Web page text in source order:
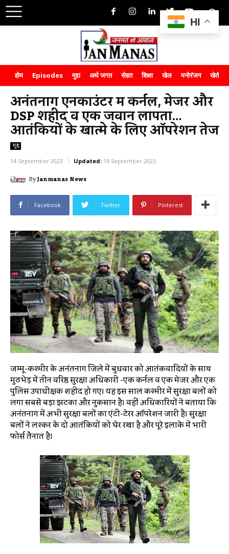
होम Episodes मुद्दा अर्थ जगत सेहत शिक्षा खेल मनोरंजन खेती-
अनंतनाग एनकाउंटर में कर्नल, मेजर और
DSP शहीद व एक जवान लापता…
आतंकियों के खात्मे के लिए ऑपरेशन तेज
मुद्दा
14 September 2023 Updated: 14 September 2023
ByJanmanas News
Facebook Twitter Pinterest
जम्मू-कश्मीर के अनंतनाग जिले में बुधवार को आतंकवादियों के साथ
मुठभेड़ में तीन वरिष्ठ सुरक्षा अधिकारी -एक कर्नल व एक मेजर और एक
पुलिस उपाधीक्षक शहीद हो गए। यह इस साल कश्मीर में सुरक्षा बलों को
लगा सबसे बड़ा झटका और नुकसान है। वहीं अधिकारियों ने बताया कि
अनंतनाग में अभी सुरक्षा बलों का एंटी-टेरर ऑपरेशन जारी है। सुरक्षा
बलों ने लश्कर के दो आतंकियों को घेर रखा है और पूरे इलाके में भारी
फोर्स तैनात है।
HI